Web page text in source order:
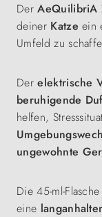
DerAeQuilibriA
deiner Katzeein
Umfeld zu
Derelektrische
beruhigende
helfen,
ungewohnte
Die 45-ml-
eine